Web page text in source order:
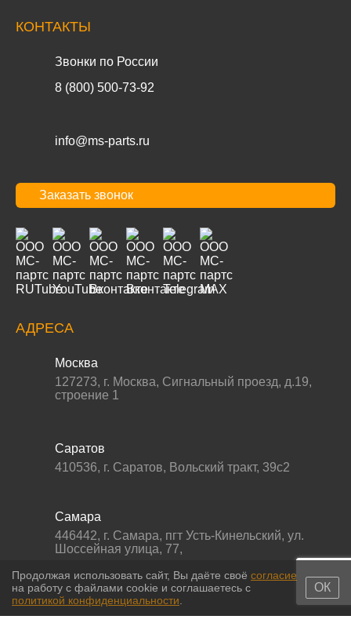
КОНТАКТЫ
Звонки по России
8 (800) 500-73-92
info@ms-parts.ru
Заказать звонок
АДРЕСА
Москва
127273, г. Москва, Сигнальный проезд, д.19,
строение 1
Саратов
410536, г. Саратов, Вольский тракт, 39с2
Самара
446442, г. Самара, пгт Усть-Кинельский, ул.
Шоссейная улица, 77,
Продолжая использовать сайт, Вы даёте своё согласие
на работу с файлами cookie и соглашаетесь с
политикой конфиденциальности
ОК